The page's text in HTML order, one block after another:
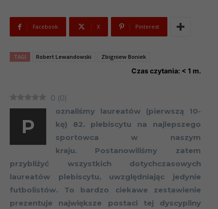
Facebook X Pinterest
TAGI Robert Lewandowski Zbigniew Boniek
Czas czytania: < 1 m.
0 (0)
P
oznaliśmy laureatów (pierwszą 10-
kę) 82. plebiscytu na najlepszego
sportowca w naszym
kraju. Postanowiliśmy zatem
przybliżyć wszystkich dotychczasowych
laureatów plebiscytu, uwzględniając jedynie
futbolistów. To bardzo ciekawe zestawienie
prezentuje największe postaci tej dyscypliny